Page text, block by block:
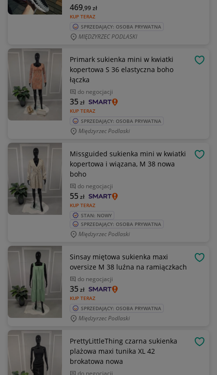
KUP TERAZ
469,99zł
SPRZEDAJĄCY: OSOBA PRYWATNA
MIĘDZYRZEC PODLASKI
Primark sukienka mini w kwiatki
kopertowa S 36 elastyczna boho
łączka
do negocjacji
KUP TERAZ
35zł
SPRZEDAJĄCY: OSOBA PRYWATNA
Międzyrzec Podlaski
Missguided sukienka mini w kwiatki
kopertowa i wiązana, M 38 nowa
boho
do negocjacji
KUP TERAZ
55zł
STAN: NOWY
SPRZEDAJĄCY: OSOBA PRYWATNA
Międzyrzec Podlaski
Sinsay miętowa sukienka maxi
oversize M 38 luźna na ramiączkach
do negocjacji
KUP TERAZ
35zł
SPRZEDAJĄCY: OSOBA PRYWATNA
Międzyrzec Podlaski
PrettyLittleThing czarna sukienka
plażowa maxi tunika XL 42
brokatowa nowa
do negocjacji